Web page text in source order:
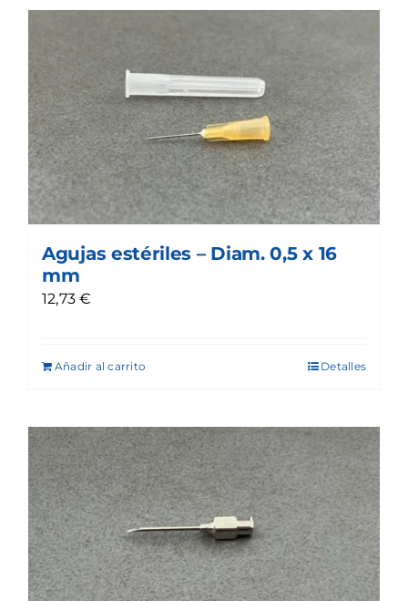
Agujas estériles – Diam. 0,5 x 16
mm
12,73€
Añadir al carrito Detalles